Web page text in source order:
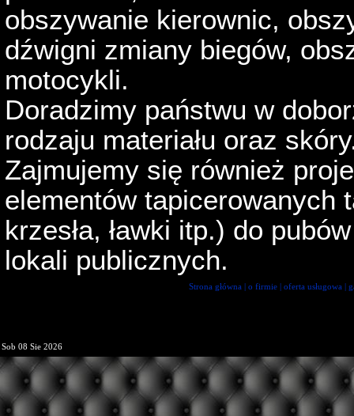
obszywanie kierownic,
dźwigni zmiany biegów,
motocykli.
Doradzimy państwu w
rodzaju materiału oraz
Zajmujemy się również
elementów tapicerowanych
krzesła, ławki itp.) do
lokali publicznych.
Strona główna o firmie oferta usługowa
Sob 08 Sie 2026